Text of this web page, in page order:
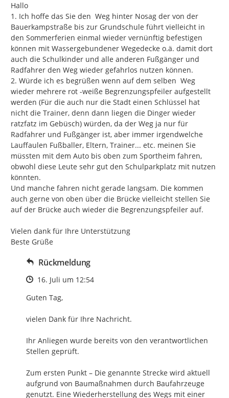
Hallo
1. Ich hoffe das Sie den  Weg hinter Nosag der von der
Bauerkampstraße bis zur Grundschule führt vielleicht in
den Sommerferien einmal wieder vernünftig befestigen
können mit Wassergebundener Wegedecke o.ä. damit dort
auch die Schulkinder und alle anderen Fußgänger und
Radfahrer den Weg wieder gefahrlos nutzen können.
2. Würde ich es begrüßen wenn auf dem selben  Weg
wieder mehrere rot -weiße Begrenzungspfeiler aufgestellt
werden (Für die auch nur die Stadt einen Schlüssel hat
nicht die Trainer, denn dann liegen die Dinger wieder
ratzfatz im Gebüsch) würden, da der Weg ja nur für
Radfahrer und Fußgänger ist, aber immer irgendwelche
Lauffaulen Fußballer, Eltern, Trainer... etc. meinen Sie
müssten mit dem Auto bis oben zum Sportheim fahren,
obwohl diese Leute sehr gut den Schulparkplatz mit nutzen
könnten.
Und manche fahren nicht gerade langsam. Die kommen
auch gerne von oben über die Brücke vielleicht stellen Sie
auf der Brücke auch wieder die Begrenzungspfeiler auf.
Vielen dank für Ihre Unterstützung
Beste Grüße
Rückmeldung
Zeitpunkt des Erstellens
16. Juli um 12:54
Guten Tag,
vielen Dank für Ihre Nachricht.
Ihr Anliegen wurde bereits von den verantwortlichen
Stellen geprüft.
Zum ersten Punkt – Die genannte Strecke wird aktuell
aufgrund von Baumaßnahmen durch Baufahrzeuge
genutzt. Eine Wiederherstellung des Wegs mit einer